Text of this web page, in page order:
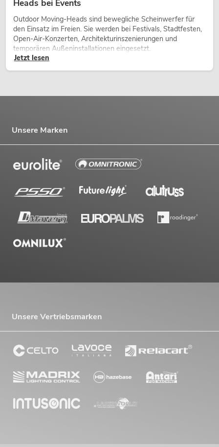
Heads bei Events
Outdoor Moving-Heads sind bewegliche Scheinwerfer für
den Einsatz im Freien. Sie werden bei Festivals, Stadtfesten,
Open-Air-Konzerten, Architekturinszenierungen und
temporären Außeninstallationen eingesetzt.
Jetzt lesen
Unsere Marken
Unsere Vertriebsmarken